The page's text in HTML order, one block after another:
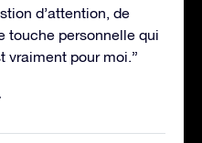
d’attention, de
touche personnelle qui
vraiment pour moi.”